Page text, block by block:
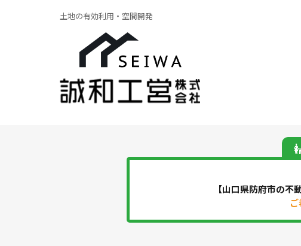
土地の有効利用・空間開発
【山口県防府市の